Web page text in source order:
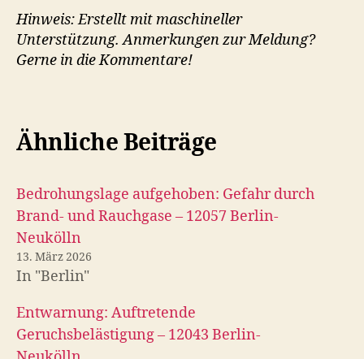
Hinweis: Erstellt mit maschineller
Unterstützung. Anmerkungen zur Meldung?
Gerne in die Kommentare!
Ähnliche Beiträge
Bedrohungslage aufgehoben: Gefahr durch
Brand- und Rauchgase – 12057 Berlin-
Neukölln
13. März 2026
In "Berlin"
Entwarnung: Auftretende
Geruchsbelästigung – 12043 Berlin-